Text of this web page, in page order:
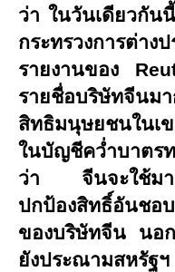
ว่า ในวันเดียวกั
กระทรวงการต่าง
รายงานของ
รายชื่อบริษัทจีนม
สิทธิมนุษยชนในเข
ในบัญชีคว่ำบาตรท
ว่า จีนจะใช้มาต
ปกป้องสิทธิ์อันชอ
ของบริษัทจีน นอ
ยังประณามสหรัฐ